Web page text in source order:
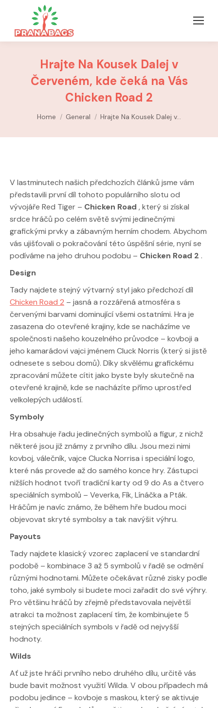
Hrajte Na Kousek Dalej v
Červeném, kde čeká na Vás
Chicken Road 2
You are here:
Home General Hrajte Na Kousek Dalej v…
V lastminutech našich předchozích článků jsme vám
představili první díl tohoto populárního slotu od
vývojáře Red Tiger – Chicken Road , který si získal
srdce hráčů po celém světě svými jedinečnými
grafickými prvky a zábavným herním chodem. Abychom
vás ujišťovali o pokračování této úspěšní série, nyní se
podíváme na jeho druhou podobu – Chicken Road 2 .
Design
Tady najdete stejný výtvarný styl jako předchozí díl
Chicken Road 2 – jasná a rozzářená atmosféra s
červenými barvami dominující všemi ostatními. Hra je
zasazena do otevřené krajiny, kde se nacházíme ve
společnosti našeho kouzelného průvodce – kovboji a
jeho kamarádovi vajci jménem Cluck Norris (který si jistě
odnesete s sebou domů). Díky skvělému grafickému
zpracování můžete cítit jako byste byly skutečně na
otevřené krajině, kde se nacházíte přímo uprostřed
velkolepých událostí.
Symboly
Hra obsahuje řadu jedinečných symbolů a figur, z nichž
některé jsou již známy z prvního dílu. Jsou mezi nimi
kovboj, válečník, vajce Clucka Norrisa i speciální logo,
které nás provede až do samého konce hry. Zástupci
nižších hodnot tvoří tradiční karty od 9 do As a čtvero
speciálních symbolů – Veverka, Fík, Línáčka a Pták.
Hráčům je navíc známo, že během hře budou moci
objevovat skryté symbolsy a tak navýšit výhru.
Payouts
Tady najdete klasický vzorec zaplacení ve standardní
podobě – kombinace 3 až 5 symbolů v řadě se odmění
různými hodnotami. Můžete očekávat různé zisky podle
toho, jaké symboly si budete moci zařadit do své výhry.
Pro většinu hráčů by zřejmě představovala největší
atrakci ta možnost zaplacení tím, že kombinujete 5
stejných speciálních symbols v řadě od nejvyšší
hodnoty.
Wilds
Ať už jste hráči prvního nebo druhého dílu, určitě vás
bude bavit možnost využití Wilda. V obou případech má
podobu jedince – kovboje s maskou, který se aktivuje